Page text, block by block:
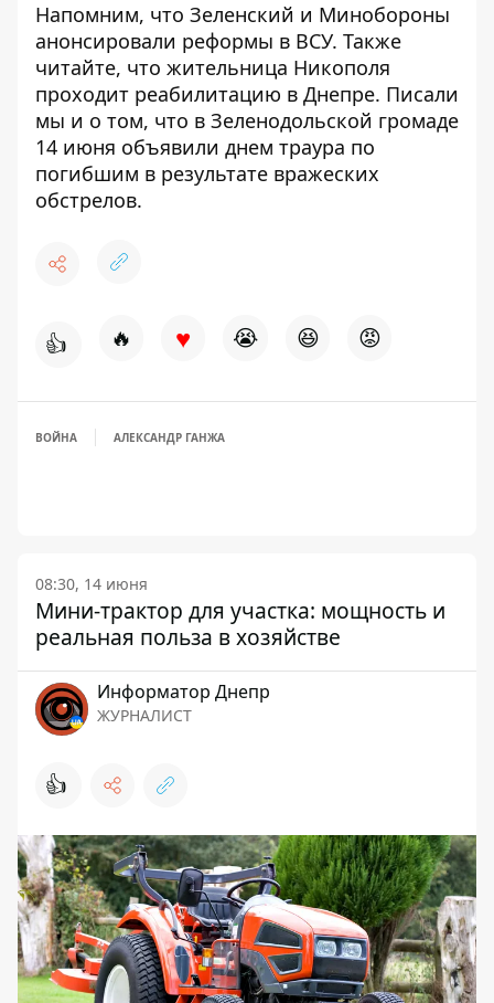
Напомним, что Зеленский и Минобороны
анонсировали реформы в ВСУ. Также
читайте, что жительница Никополя
проходит реабилитацию в Днепре. Писали
мы и о том, что в Зеленодольской громаде
14 июня объявили днем ​​траура по
погибшим в результате вражеских
обстрелов.
👍 🔥 ♥ 😭 😆 😡
ВОЙНА АЛЕКСАНДР ГАНЖА
08:30, 14 июня
Мини-трактор для участка: мощность и
реальная польза в хозяйстве
Информатор Днепр
ЖУРНАЛИСТ
👍